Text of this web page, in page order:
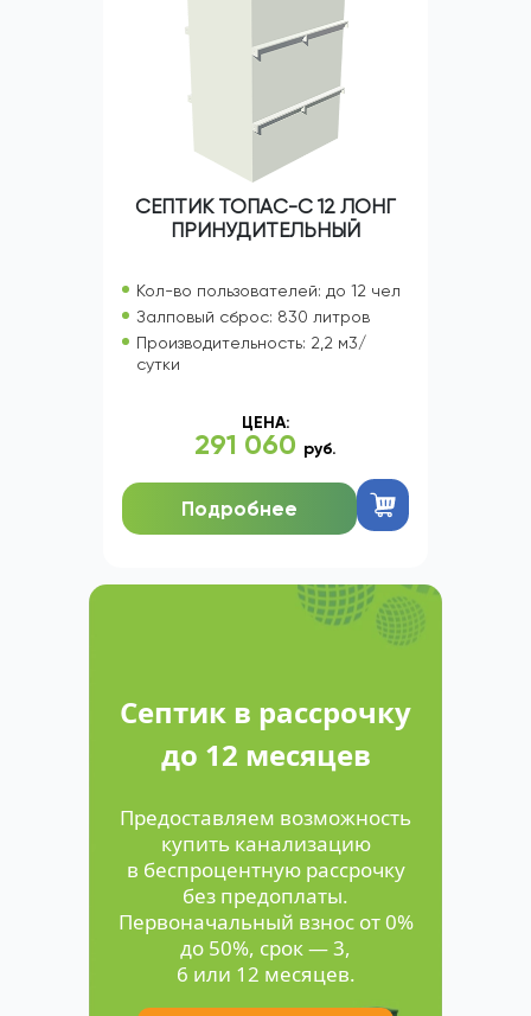
СЕПТИК ТОПАС-С 12 ЛОНГ
ПРИНУДИТЕЛЬНЫЙ
Кол-во пользователей: до 12 чел
Залповый сброс: 830 литров
Производительность: 2,2 м3/
сутки
ЦЕНА:
291 060 руб.
Подробнее
Септик в рассрочку
до 12 месяцев
Предоставляем возможность
купить канализацию
в беспроцентную рассрочку
без предоплаты.
Первоначальный взнос от 0%
до 50%, срок — 3,
6 или 12 месяцев.